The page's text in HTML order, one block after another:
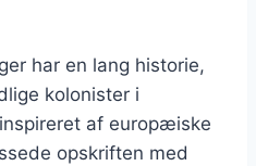
har en lang historie,
kolonister i
af europæiske
opskriften med